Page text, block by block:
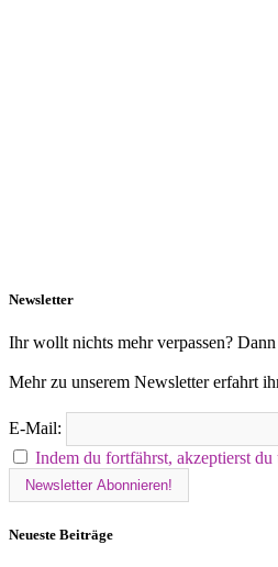
Newsletter
Ihr wollt nichts mehr verpassen?
Mehr zu unserem Newsletter erfahrt
E-Mail:
Indem du fortfährst, akzeptierst
Neueste Beiträge